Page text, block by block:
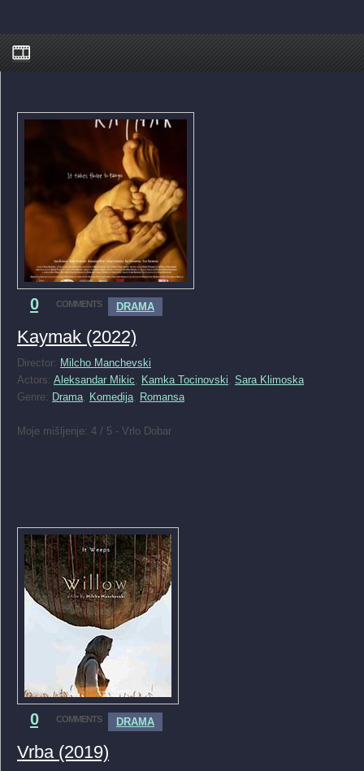
0 COMMENTS DRAMA
Kaymak (2022)
Director: Milcho Manchevski
Actors: Aleksandar Mikic, Kamka Tocinovski, Sara Klimoska
Genre: Drama, Komedija, Romansa
Moje mišljenje: 4 / 5 - Vrlo Dobar
0 COMMENTS DRAMA
Vrba (2019)